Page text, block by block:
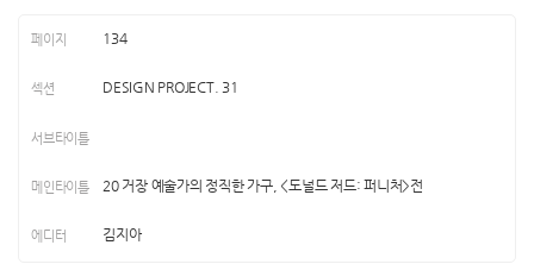
134
DESIGN PROJECT. 31
20 거장 예술가의 정직한 가구, <도널드 저드: 퍼니처>전
김지아